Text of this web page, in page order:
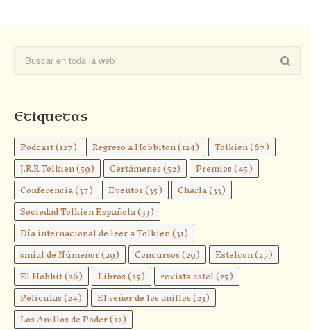
Etiquetas
Podcast(127) Regreso a Hobbiton(124) Tolkien(87)
J.R.R.Tolkien(59) Certámenes(52) Premios(45)
Conferencia(37) Eventos(35) Charla(33)
Sociedad Tolkien Española(33)
Día internacional de leer a Tolkien(31)
smial de Númenor(29) Concursos(29) Estelcon(27)
El Hobbit(26) Libros(25) revista estel(25)
Películas(24) El señor de los anillos(23)
Los Anillos de Poder(22)